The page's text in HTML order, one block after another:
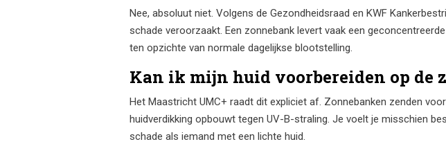
Nee, absoluut niet. Volgens de Gezondheidsraad en KWF
schade veroorzaakt. Een zonnebank levert vaak een
ten opzichte van normale dagelijkse blootstelling.
Kan ik mijn huid voorbereiden op de
Het Maastricht UMC+ raadt dit expliciet af. Zonnebanken zenden
huidverdikking opbouwt tegen UV-B-straling. Je voelt je misschien
schade als iemand met een lichte huid.